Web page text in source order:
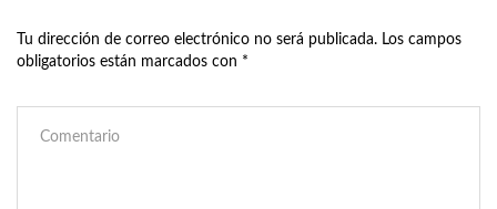
Tu dirección de correo electrónico no será publicada. Los campos
obligatorios están marcados con *